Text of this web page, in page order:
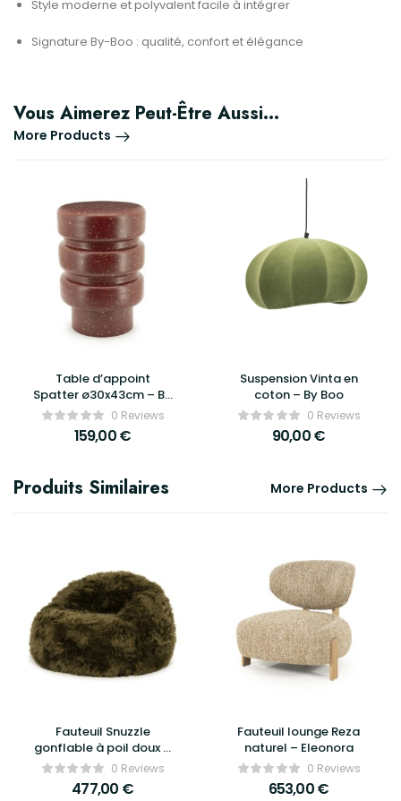
Style moderne et polyvalent facile à intégrer
Signature By-Boo : qualité, confort et élégance
Vous Aimerez Peut-Être Aussi…
More Products
Table d’appoint
Spatter ø30x43cm – By
Boo0 Reviews
159,00€
Suspension Vinta en
coton – By Boo
0 Reviews
90,00€
Produits Similaires More Products
Fauteuil Snuzzle
gonflable à poil doux –
By Boo0 Reviews
477,00 €
Fauteuil lounge Reza
naturel – Eleonora
0 Reviews
653,00€